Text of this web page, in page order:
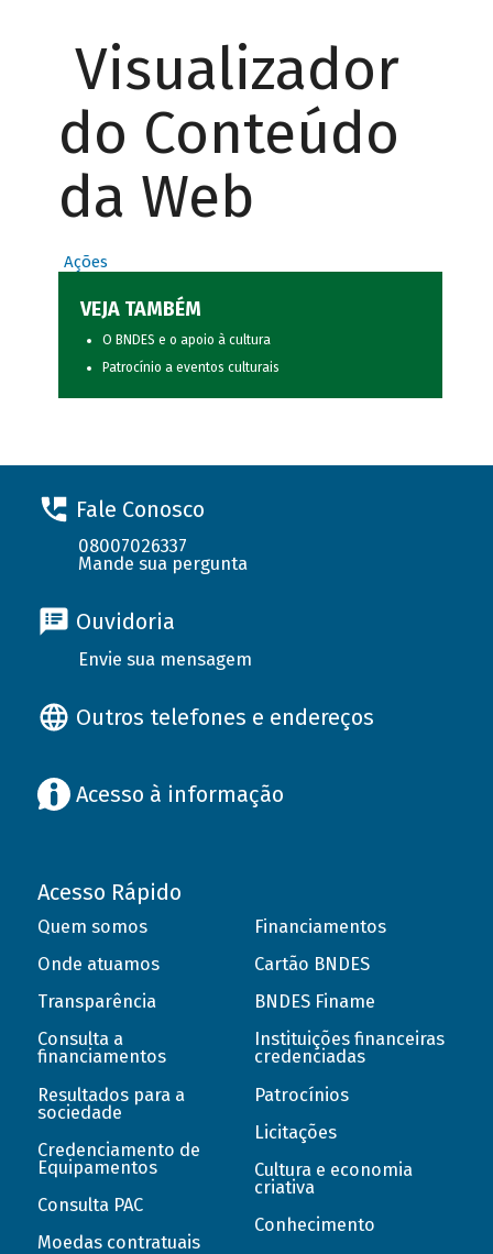
Visualizador
do Conteúdo
da Web
Ações
VEJA TAMBÉM
O BNDES e o apoio à cultura
Patrocínio a eventos culturais
Fale Conosco
08007026337
Mande sua pergunta
Ouvidoria
Envie sua mensagem
Outros telefones e endereços
Acesso à informação
Acesso Rápido
Quem somos
Onde atuamos
Transparência
Consulta a
financiamentos
Resultados para a
sociedade
Credenciamento de
Equipamentos
Consulta PAC
Moedas contratuais
Financiamentos
Cartão BNDES
BNDES Finame
Instituições financeiras
credenciadas
Patrocínios
Licitações
Cultura e economia
criativa
Conhecimento